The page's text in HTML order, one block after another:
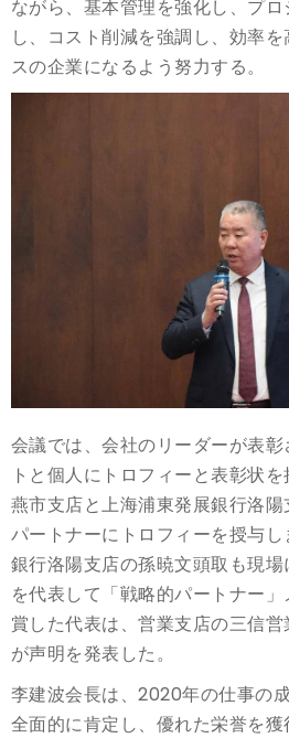
ながら、基本管理を強化し、プ
し、コスト削減を強調し、効率
スの企業になるよう努力する。
会議では、会社のリーダーが表
トと個人にトロフィーと表彰状
燕市支店と上海浦東発展銀行洛
パートナーにトロフィーを授与
銀行洛陽支店の孫暁文頭取も現
を代表して「戦略的パートナー
賞した代表は、営業支店の三信
が声明を発表した。
李建波会長は、2020年の仕事の
全面的に肯定し、優れた栄誉を